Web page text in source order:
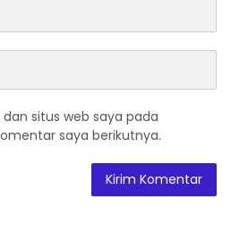
situs web saya pada
saya berikutnya.